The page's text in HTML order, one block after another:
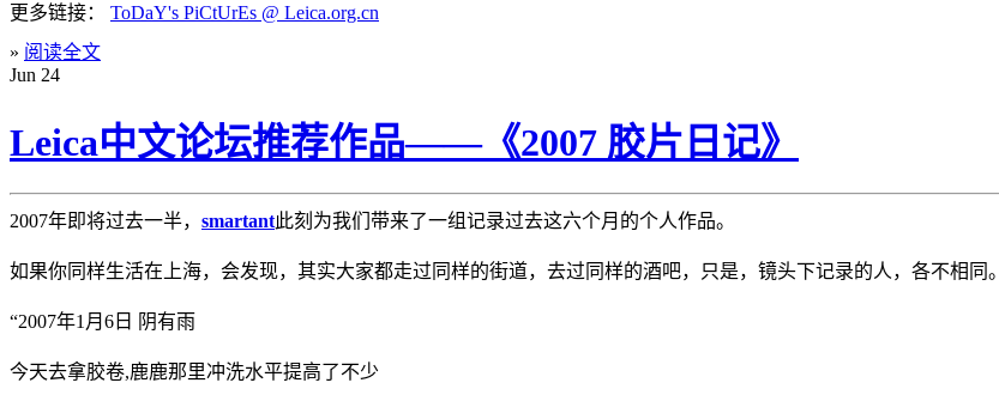
更多链接： ToDaY's PiCtUrEs @ Leica.org.cn
» 阅读全文
Jun 24
Leica中文论坛推荐作品——《2007 胶片日记》
2007年即将过去一半， smartant此刻为我们带来了一组记录过去这六个月的个人作品。
如果你同样生活在上海，会发现，其实大家都走过同样的街道，去过同样的酒吧，只是，镜头下记录的人，各不相同。
“2007年1月6日 阴有雨
今天去拿胶卷,鹿鹿那里冲洗水平提高了不少